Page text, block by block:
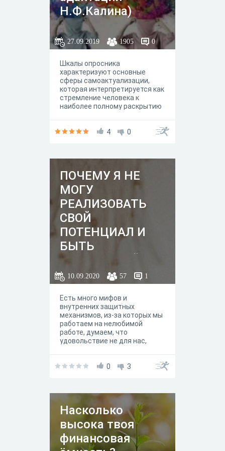
Н.Ф.Калина)
27.09.2019 1905 0
Шкалы опросника
характеризуют основные
сферы самоактуализации,
которая интерпретируется как
стремление человека к
наиболее полному раскрытию
потенциала. Шкалы: ориентац
потребность в познании,
творчеству), автономность,
спонтанность,
самопонимание,
аутосимпатия, контактность,
гибкость в общении
4 0
ПОЧЕМУ Я НЕ
МОГУ
РЕАЛИЗОВАТЬ
СВОЙ
ПОТЕНЦИАЛ И
БЫТЬ
СЧАСТЛИВОЙ?
10.09.2020 57 1
Есть много мифов и
внутренних защитных
механизмов, из-за которых мы
работаем на нелюбимой
работе, думаем, что
удовольствие не для нас,
знаем, что чувствовать себя
Иногда не понимаем, в какую
сторону двигаться и какое
дело наше. Но куда чаще дело
в низкой самооценке, когда мы
боимся, что не получится, не
уверены в своих качествах и
просто не делаем. Тест
0 3
Насколько
высока твоя
финансовая